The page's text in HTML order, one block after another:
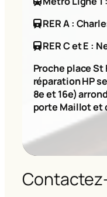
RER A :
RER C et E :
Proche place
réparation HP
8e et 16e)
porte Maillot et